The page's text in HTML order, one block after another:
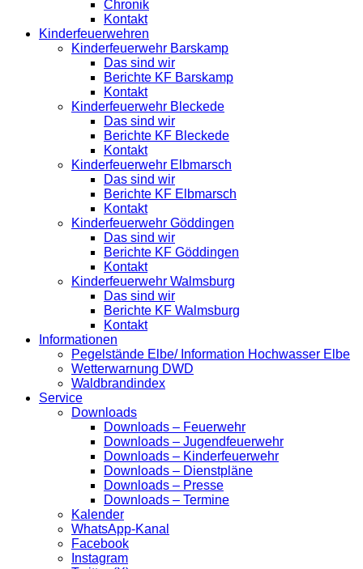
Chronik
Kontakt
Kinderfeuerwehren
Kinderfeuerwehr Barskamp
Das sind wir
Berichte KF Barskamp
Kontakt
Kinderfeuerwehr Bleckede
Das sind wir
Berichte KF Bleckede
Kontakt
Kinderfeuerwehr Elbmarsch
Das sind wir
Berichte KF Elbmarsch
Kontakt
Kinderfeuerwehr Göddingen
Das sind wir
Berichte KF Göddingen
Kontakt
Kinderfeuerwehr Walmsburg
Das sind wir
Berichte KF Walmsburg
Kontakt
Informationen
Pegelstände Elbe/ Information Hochwasser Elbe
Wetterwarnung DWD
Waldbrandindex
Service
Downloads
Downloads – Feuerwehr
Downloads – Jugendfeuerwehr
Downloads – Kinderfeuerwehr
Downloads – Dienstpläne
Downloads – Presse
Downloads – Termine
Kalender
WhatsApp-Kanal
Facebook
Instagram